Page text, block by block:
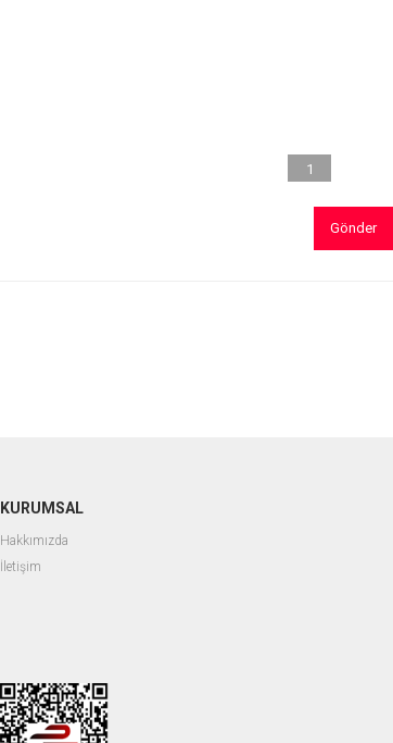
1
Gönder
KURUMSAL
Hakkımızda
İletişim